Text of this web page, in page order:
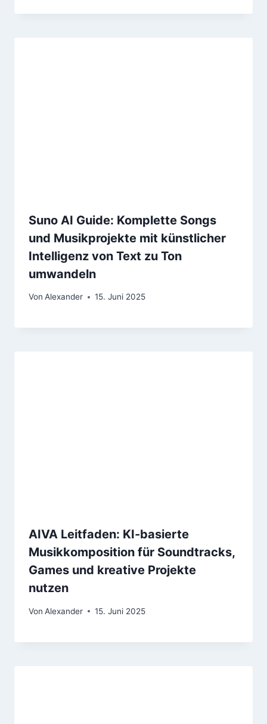
Suno AI Guide: Komplette Songs
und Musikprojekte mit künstlicher
Intelligenz von Text zu Ton
umwandeln
Von Alexander 15. Juni 2025
AIVA Leitfaden: KI-basierte
Musikkomposition für Soundtracks,
Games und kreative Projekte
nutzen
Von Alexander 15. Juni 2025